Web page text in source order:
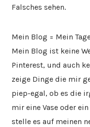
Falsches sehen.
Mein Blog = Mein
Mein Blog ist keine
Pinterest, und auch
zeige Dinge die mir
piep-egal, ob es die
mir eine Vase oder
stelle es auf meinen